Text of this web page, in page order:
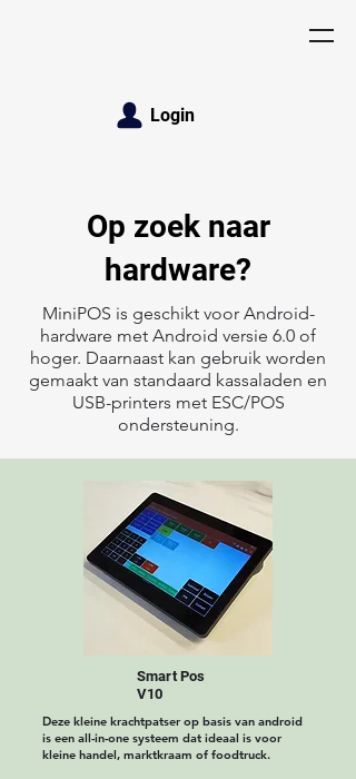
Login
Op zoek naar
hardware?
MiniPOS is geschikt voor Android-
hardware met Android versie 6.0 of
hoger. Daarnaast kan gebruik worden
gemaakt van standaard kassaladen en
USB-printers met ESC/POS
ondersteuning.
Smart Pos
V10
Deze kleine krachtpatser op basis van android
is een all-in-one systeem dat ideaal is voor
kleine handel, marktkraam of foodtruck.